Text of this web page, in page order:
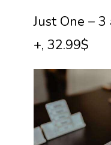
Just One –
+, 32.99$